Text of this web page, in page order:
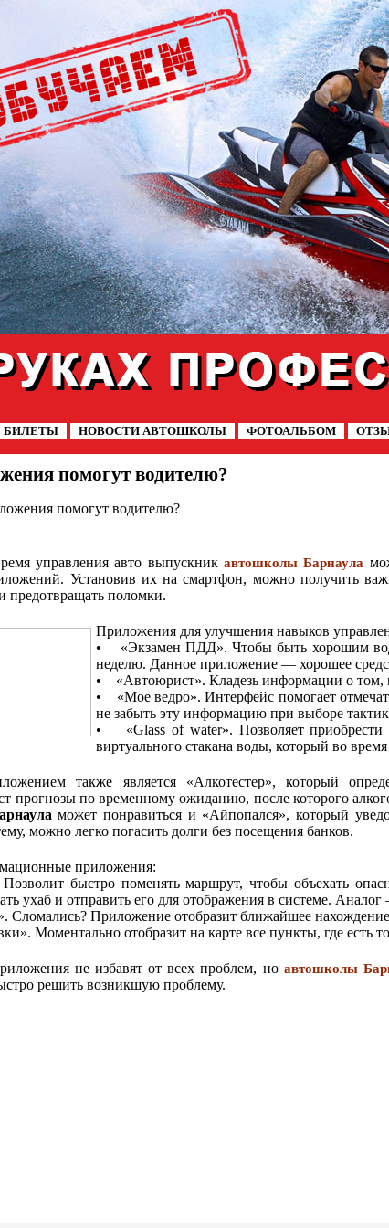
БИЛЕТЫ НОВОСТИ АВТОШКОЛЫ ФОТОАЛЬБОМ
помогут водителю?
помогут водителю?
управления авто выпускник автошколы Барнаула
Установив их на смартфон, можно получить
предотвращать поломки.
Приложения для улучшения навыков
• «Экзамен ПДД». Чтобы быть хорошим
неделю. Данное приложение — хорошее
• «Автоюрист». Кладезь информации о том,
• «Мое ведро». Интерфейс помогает
не забыть эту информацию при выборе
• «Glass of water». Позволяет приобрести
виртуального стакана воды, который во
также является «Алкотестер», который
прогнозы по временному ожиданию, после которого
может понравиться и «Айпопался», который
можно легко погасить долги без посещения банков.
приложения:
быстро поменять маршрут, чтобы объехать
ухаб и отправить его для отображения в системе.
Сломались? Приложение отобразит ближайшее нахождение
Моментально отобразит на карте все пункты, где есть
не избавят от всех проблем, но автошколы
решить возникшую проблему.